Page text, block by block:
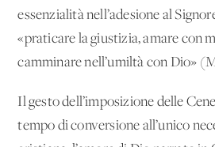
essenzialità nell’adesione al
«praticare la giustizia, amare con
camminare nell’umiltà con Dio»
Il gesto dell’imposizione delle
tempo di conversione all’unico